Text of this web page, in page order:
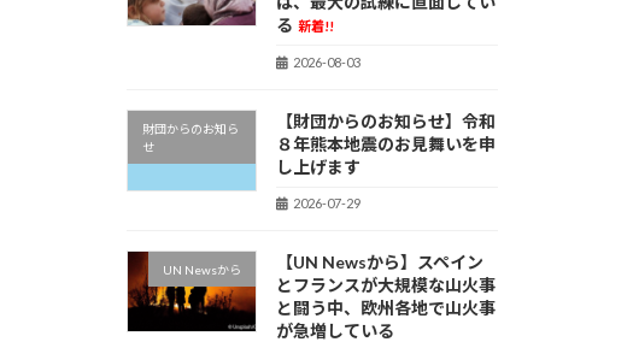
る 新着!!
2026-08-03
財団からのお知ら
せ
【財団からのお知らせ】令和
８年熊本地震のお見舞いを申
し上げます
2026-07-29
UN Newsから
【UN Newsから】スペイン
とフランスが大規模な山火事
と闘う中、欧州各地で山火事
が急増している